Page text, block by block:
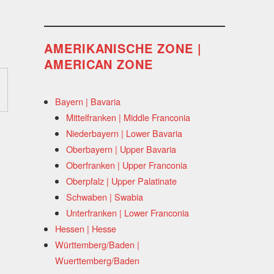
AMERIKANISCHE ZONE |
AMERICAN ZONE
Bayern | Bavaria
Mittelfranken | Middle Franconia
Niederbayern | Lower Bavaria
Oberbayern | Upper Bavaria
Oberfranken | Upper Franconia
Oberpfalz | Upper Palatinate
Schwaben | Swabia
Unterfranken | Lower Franconia
Hessen | Hesse
Württemberg/Baden |
Wuerttemberg/Baden